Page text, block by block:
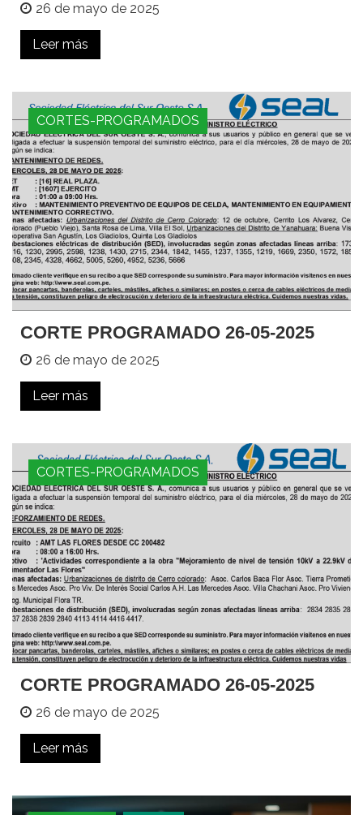
26 de mayo de 2025
Leer más
CORTES-PROGRAMADOS
CORTE PROGRAMADO 26-05-2025
26 de mayo de 2025
Leer más
CORTES-PROGRAMADOS
CORTE PROGRAMADO 26-05-2025
26 de mayo de 2025
Leer más